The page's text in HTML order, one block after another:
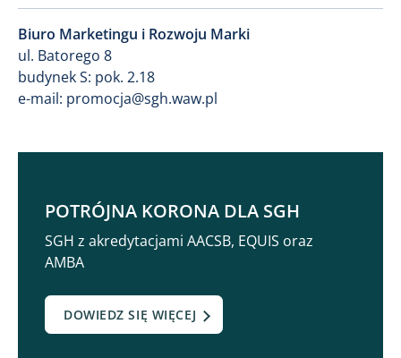
Biuro Marketingu i Rozwoju Marki
ul. Batorego 8
budynek S: pok. 2.18
e-mail: promocja@​sgh.waw.pl​
POTRÓJNA KORONA DLA SGH
SGH z akredytacjami AACSB, EQUIS oraz
AMBA
DOWIEDZ SIĘ WIĘCEJ